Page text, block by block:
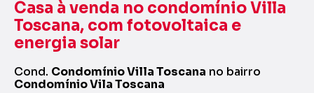
Casa à venda no condomínio Villa
Toscana, com fotovoltaica e
energia solar
Cond. Condomínio Villa Toscana no bairro
Condomínio Vila Toscana